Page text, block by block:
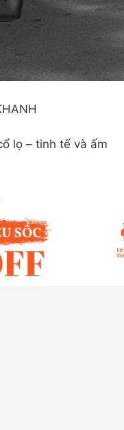
lọ – tinh tế và ấm